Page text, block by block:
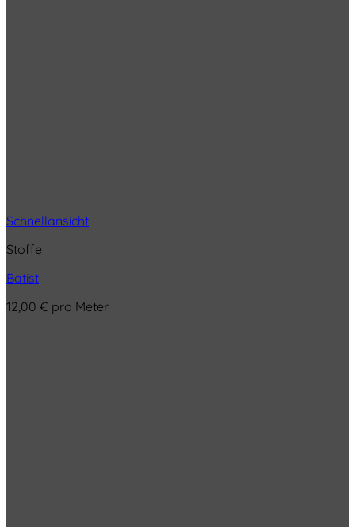
Schnellansicht
Stoffe
Batist
12,00 € pro Meter